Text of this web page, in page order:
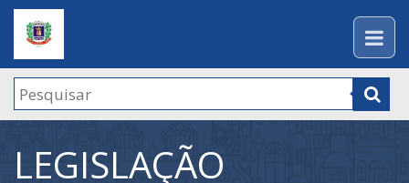
LEGISLAÇÃO